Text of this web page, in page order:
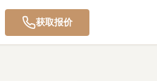
获取报价